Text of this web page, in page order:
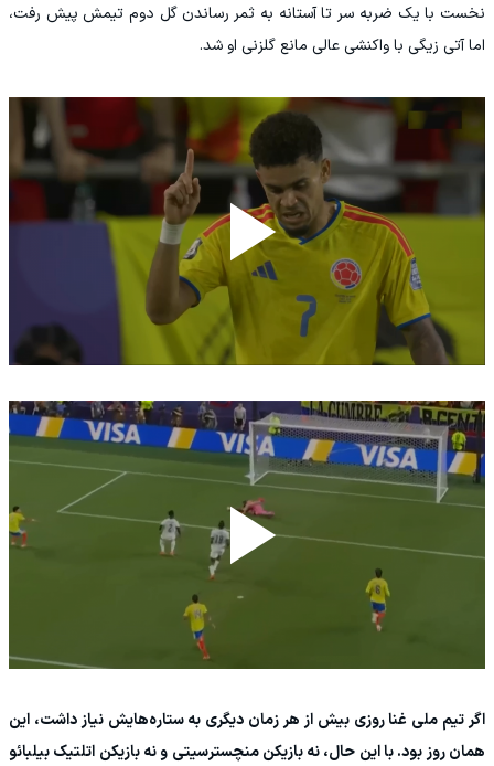
نخست با یک ضربه سر تا آستانه به ثمر رساندن گل دوم تیمش پیش رفت،
اما آتی زیگی با واکنشی عالی مانع گلزنی او شد.
اگر تیم ملی غنا روزی بیش از هر زمان دیگری به ستاره‌هایش نیاز داشت، این
همان روز بود. با این حال، نه بازیکن منچسترسیتی و نه بازیکن اتلتیک بیلبائو